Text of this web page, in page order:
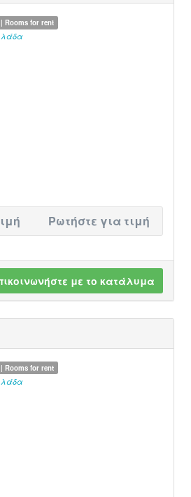
Rooms for rent
Ρωτήστε για τιμή
με το κατάλυμα
Rooms for rent